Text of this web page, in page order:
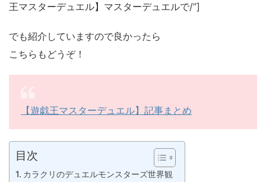
王マスターデュエル】マスターデュエルで/”]
でも紹介していますので良かったら
こちらもどうぞ！
【遊戯王マスターデュエル】記事まとめ
目次
カラクリのデュエルモンスターズ世界観